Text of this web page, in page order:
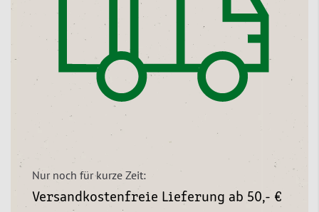
Nur noch für kurze Zeit:
Versandkostenfreie Lieferung ab 50,- €